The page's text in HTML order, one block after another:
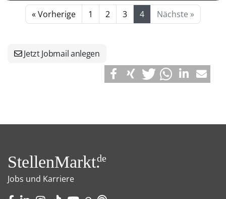
« Vorherige 1 2 3 4 Nächste »
Jetzt Jobmail anlegen
StellenMarkt.de
Jobs und Karriere